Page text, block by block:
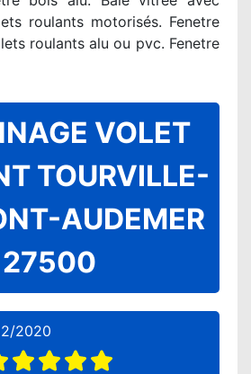
roulants motorisés. Fenetre
roulants alu ou pvc. Fenetre
VOLET
TOURVILLE-
AUDEMER
27500
2020